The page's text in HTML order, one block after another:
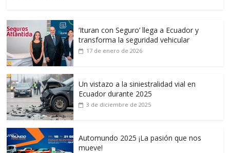
‘Ituran con Seguro’ llega a Ecuador y
transforma la seguridad vehicular
17 de enero de 2026
Un vistazo a la siniestralidad vial en
Ecuador durante 2025
3 de diciembre de 2025
Automundo 2025 ¡La pasión que nos
mueve!